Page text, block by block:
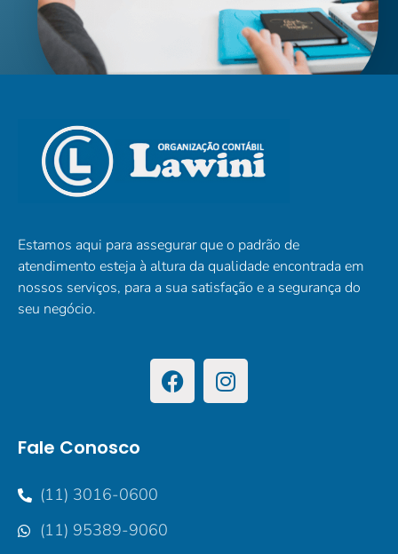
Estamos aqui para assegurar que o padrão de
atendimento esteja à altura da qualidade encontrada em
nossos serviços, para a sua satisfação e a segurança do
seu negócio.
Fale Conosco
(11) 3016-0600
(11) 95389-9060